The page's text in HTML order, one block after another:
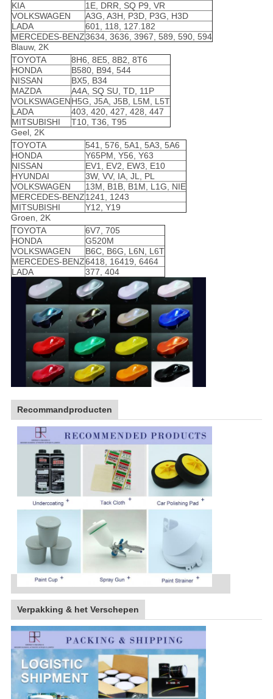
KIA
1E, DRR, SQ P9, VR
VOLKSWAGEN
A3G, A3H, P3D, P3G, H3D
LADA
601, 118, 127.182
MERCEDES-BENZ3634, 3636, 3967, 589, 590, 594
Blauw, 2K
TOYOTA
8H6, 8E5, 8B2, 8T6
HONDA
B580, B94, 544
NISSAN
BX5, B34
MAZDA
A4A, SQ SU, TD, 11P
VOLKSWAGENH5G, J5A, J5B, L5M, L5T
LADA
403, 420, 427, 428, 447
MITSUBISHI
T10, T36, T95
Geel, 2K
TOYOTA
541, 576, 5A1, 5A3, 5A6
HONDA
Y65PM, Y56, Y63
NISSAN
EV1, EV2, EW3, E10
HYUNDAI
3W, VV, IA, JL, PL
VOLKSWAGEN
13M, B1B, B1M, L1G, NIE
MERCEDES-BENZ1241, 1243
MITSUBISHI
Y12, Y19
Groen, 2K
TOYOTA
6V7, 705
HONDA
G520M
VOLKSWAGEN
B6C, B6G, L6N, L6T
MERCEDES-BENZ6418, 16419, 6464
LADA
377, 404
Recommandproducten
Verpakking & het Verschepen